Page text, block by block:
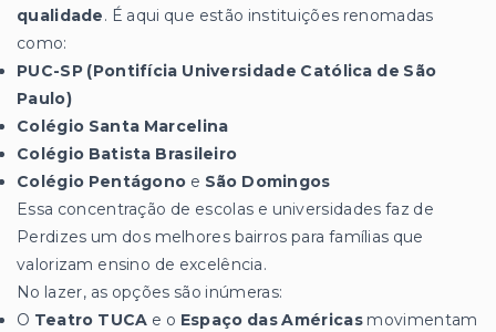
qualidade. É aqui que estão instituições renomadas
como:
PUC-SP (Pontifícia Universidade Católica de São
Paulo)
Colégio Santa Marcelina
Colégio Batista Brasileiro
Colégio Pentágono e São Domingos
Essa concentração de escolas e universidades faz de
Perdizes um dos melhores bairros para famílias que
valorizam ensino de excelência.
No lazer, as opções são inúmeras:
O Teatro TUCA e o Espaço das Américasmovimentam